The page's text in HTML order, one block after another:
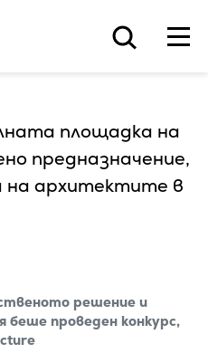
площадка на
предназначение,
на архитектите в
решение и
проведен конкурс,